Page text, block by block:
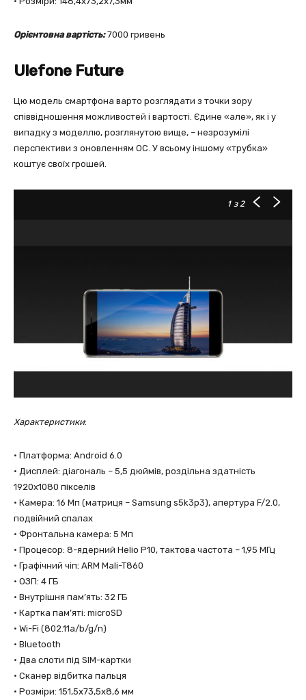
Орієнтовна вартість: 7000 гривень
Ulefone Future
Цю модель смартфона варто розглядати з точки зору
співвідношення можливостей і вартості. Єдине «але», як і у
випадку з моделлю, розглянутою вище, – незрозумілі
перспективи з оновленням ОС. У всьому іншому «трубка»
коштує своїх грошей.
1з 2
Характеристики:
• Платформа: Android 6.0
• Дисплей: діагональ – 5,5 дюймів, роздільна здатнiсть
1920х1080 пікселів
• Камера: 16 Мп (матриця – Samsung s5k3p3), апертура F/2.0,
подвійний спалах
• Фронтальна камера: 5 Мп
• Процесор: 8-ядерний Helio P10, тактова частота – 1,95 МГц
• Графічний чіп: ARM Mali-T860
• ОЗП: 4 ГБ
• Внутрішня пам’ять: 32 ГБ
• Картка пам’яті: microSD
• Wi-Fi (802.11a/b/g/n)
• Bluetooth
• Два слоти під SIM-картки
• Сканер відбитка пальця
• Розміри: 151,5х73,5х8,6 мм